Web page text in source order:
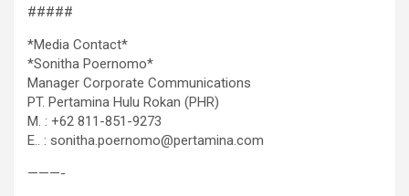
#####
*Media Contact*
*Sonitha Poernomo*
Manager Corporate Communications
PT. Pertamina Hulu Rokan (PHR)
M. : +62 811-851-9273
E.. : sonitha.poernomo@pertamina.com
———-